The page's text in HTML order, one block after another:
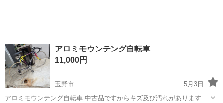
アロミモウンテング自転車
11,000円
玉野市
5月3日
アロミモウンテング自転車 中古品ですからキズ及び汚れがあります。